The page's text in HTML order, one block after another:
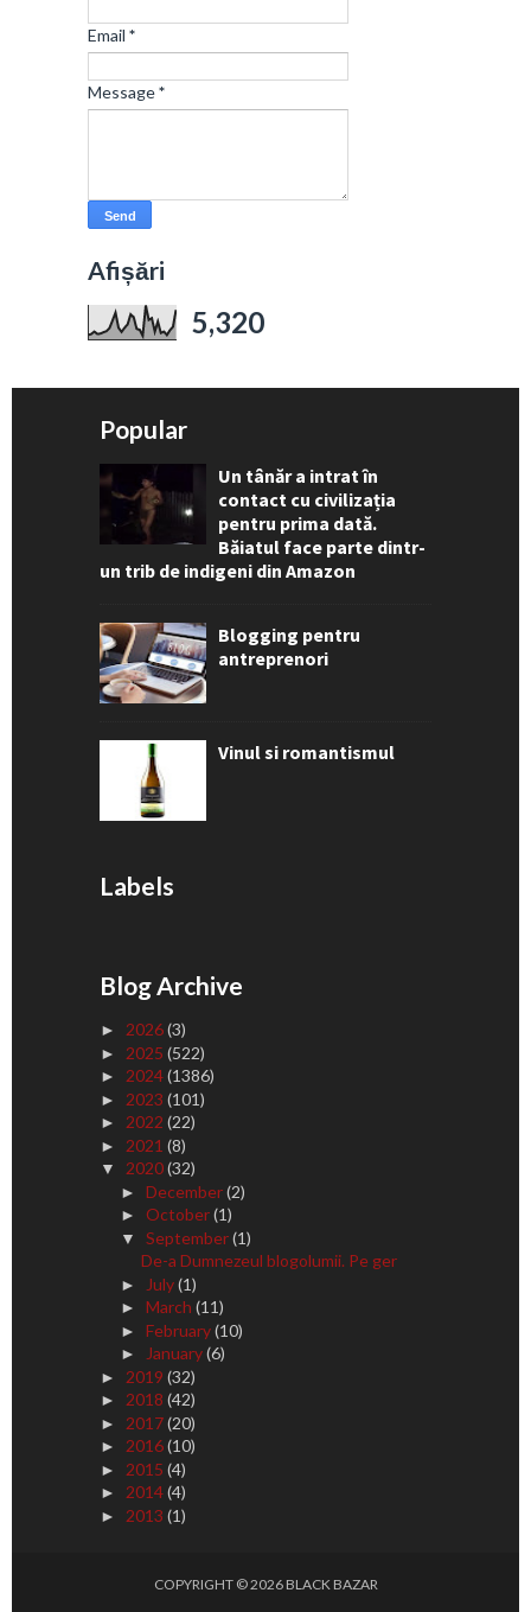
Email *
Message*
Afișări
5,320
Popular
Un tânăr a intrat în
contact cu civilizația
pentru prima dată.
Băiatul face parte dintr-
un trib de indigeni din Amazon
Blogging pentru
antreprenori
Vinul si romantismul
Labels
Blog Archive
► 2026(3)
► 2025 (522)
► 2024(1386)
► 2023 (101)
► 2022 (22)
► 2021 (8)
▼ 2020(32)
► December(2)
► October(1)
▼ September(1)
De-a Dumnezeul blogolumii. Pe ger
► July(1)
► March (11)
► February(10)
► January(6)
► 2019 (32)
► 2018 (42)
► 2017(20)
► 2016(10)
► 2015 (4)
► 2014(4)
► 2013 (1)
COPYRIGHT ©2026 BLACK BAZAR